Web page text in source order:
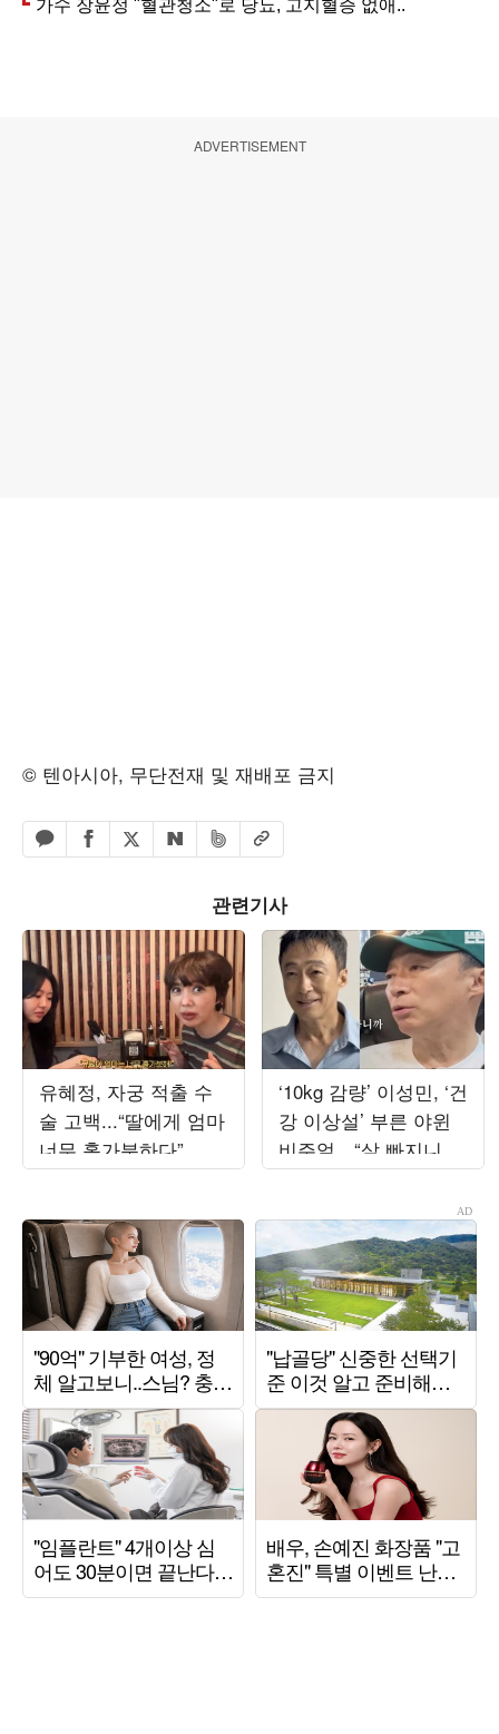
ADVERTISEMENT
© 텐아시아, 무단전재 및 재배포 금지
카카오톡 공유하기
페이스북 공유하기
엑스 공유하기
네이버 공유하기
밴드 공유하기
URL복사
관련기사
유혜정, 자궁 적출 수
술 고백...“딸에게 엄마
너무 홀가분하다”
‘10kg 감량’ 이성민, ‘건
강 이상설’ 부른 야윈
비주얼…“살 빠지니까
검사 결과 정상”